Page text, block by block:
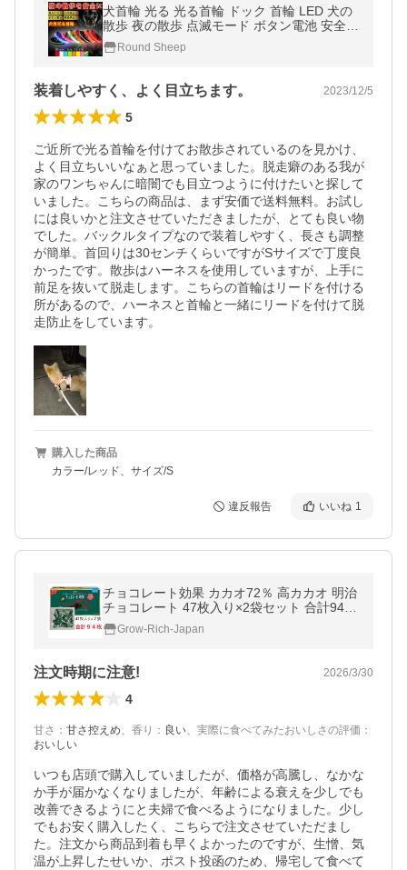
犬首輪 光る 光る首輪 ドック 首輪 LED 犬の
散歩 夜の散歩 点滅モード ボタン電池 安全
長さ調節可能 4サイズ
Round Sheep
装着しやすく、よく目立ちます。 2023/12/5
5
ご近所で光る首輪を付けてお散歩されているのを見かけ、
よく目立ちいいなぁと思っていました。脱走癖のある我が
家のワンちゃんに暗闇でも目立つように付けたいと探して
いました。こちらの商品は、まず安価で送料無料。お試し
には良いかと注文させていただきましたが、とても良い物
でした。バックルタイプなので装着しやすく、長さも調整
が簡単。首回りは30センチくらいですがSサイズで丁度良
かったです。散歩はハーネスを使用していますが、上手に
前足を抜いて脱走します。こちらの首輪はリードを付ける
所があるので、ハーネスと首輪と一緒にリードを付けて脱
走防止をしています。
購入した商品
カラー/レッド、サイズ/S
違反報告 いいね 1
チョコレート効果 カカオ72％ 高カカオ 明治
チョコレート 47枚入り×2袋セット 合計94
枚 賞味期限2026年12月以降
Grow-Rich-Japan
注文時期に注意! 2026/3/30
4
甘さ ： 甘さ控えめ、 香り ： 良い、 実際に食べてみたおいしさの評価 ：
おいしい
いつも店頭で購入していましたが、価格が高騰し、なかな
か手が届かなくなりましたが、年齢による衰えを少しでも
改善できるようにと夫婦で食べるようになりました。少し
でもお安く購入したく、こちらで注文させていただまし
た。注文から商品到着も早くよかったのですが、生憎、気
温が上昇したせいか、ポスト投函のため、帰宅して食べて